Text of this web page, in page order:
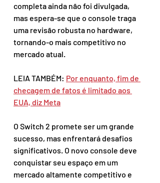
completa ainda não foi divulgada,
mas espera-se que o console traga
uma revisão robusta no hardware,
tornando-o mais competitivo no
mercado atual.
LEIA TAMBÉM: Por enquanto, fim de
checagem de fatos é limitado aos
EUA, diz Meta
O Switch 2 promete ser um grande
sucesso, mas enfrentará desafios
significativos. O novo console deve
conquistar seu espaço em um
mercado altamente competitivo e